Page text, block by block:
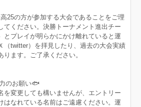
25の方が参加する大会であることをご理
てください。決勝トーナメント進出チー
とプレイが明らかにかけ離れていると運
（twitter）を拝見したり、過去の大会実績
ます。ご了承ください。
のお願い🐟
を変更しても構いませんが、エントリー
はなれている名前はご遠慮ください。運